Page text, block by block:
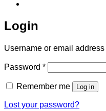
Login
Username or email address
Password *Required
Remember me Log in
Lost your password?